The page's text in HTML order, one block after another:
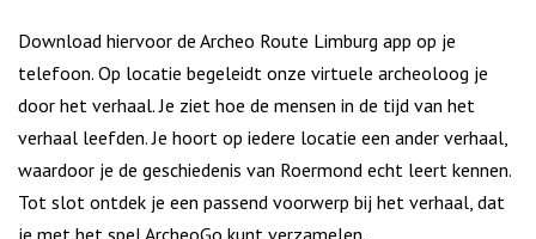
Download hiervoor de Archeo Route Limburg app op je
telefoon. Op locatie begeleidt onze virtuele archeoloog je
door het verhaal. Je ziet hoe de mensen in de tijd van het
verhaal leefden. Je hoort op iedere locatie een ander verhaal,
waardoor je de geschiedenis van Roermond echt leert kennen.
Tot slot ontdek je een passend voorwerp bij het verhaal, dat
je met het spel ArcheoGo kunt verzamelen.